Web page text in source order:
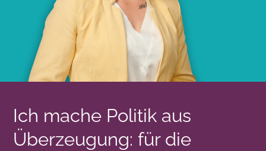
Ich mache Politik aus
Überzeugung: für die